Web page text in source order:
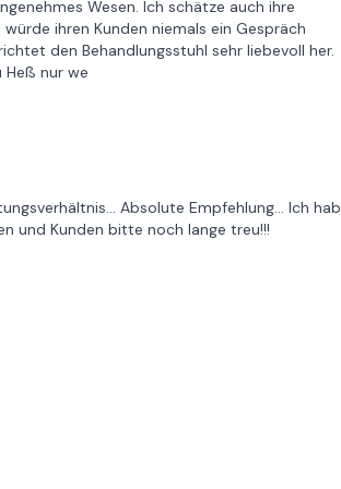
Wesen. Ich schätze auch ihre
ihren Kunden niemals ein Gespräch
den Behandlungsstuhl sehr liebevoll her.
Heß nur we
Absolute Empfehlung... Ich hab
und Kunden bitte noch lange treu!!!